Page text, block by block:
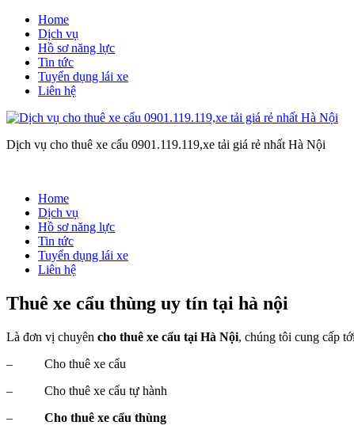
Home
Dịch vụ
Hồ sơ năng lực
Tin tức
Tuyển dụng lái xe
Liên hệ
Dịch vụ cho thuê xe cẩu 0901.119.119,xe tải giá rẻ nhất Hà Nội
Home
Dịch vụ
Hồ sơ năng lực
Tin tức
Tuyển dụng lái xe
Liên hệ
Thuê xe cẩu thùng uy tín tại hà nội
Là đơn vị chuyên cho thuê xe cẩu tại Hà Nội, chúng tôi cung cấp
– Cho thuê xe cẩu
– Cho thuê xe cẩu tự hành
– Cho thuê xe cẩu thùng